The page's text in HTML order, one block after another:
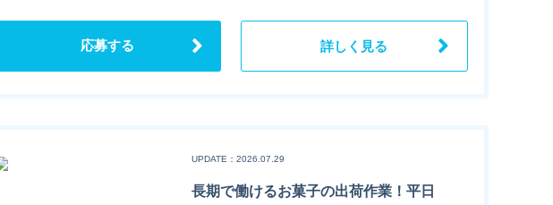
応募する 詳しく見る
UPDATE：2026.07.29
長期で働けるお菓子の出荷作業！平日